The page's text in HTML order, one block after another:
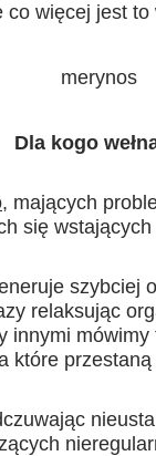
co więcej jest to
Dla kogo
, mających
się
szybciej
relaksując
innymi
które